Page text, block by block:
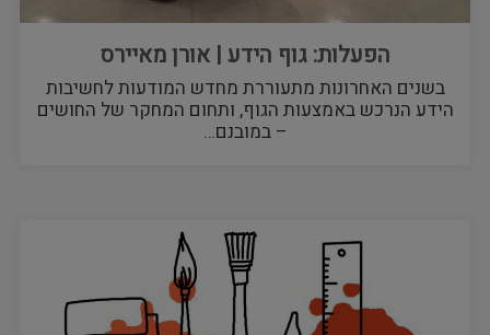
הפעלות: גוף הידע | אורן מאיירס
בשנים האחרונות מתעוררת מחדש המודעות לחשיבות
הידע הנרכש באמצעות הגוף, ותחום המחקר של החושים
– במובנם…